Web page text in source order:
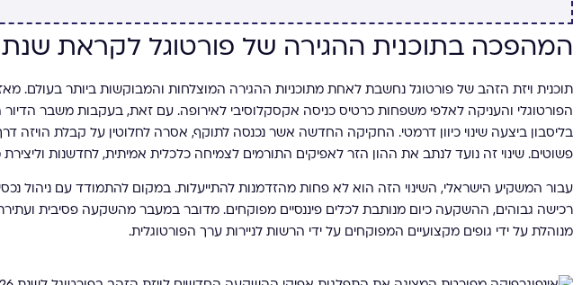
המהפכה בתוכנית ההגירה של פורטוגל לקראת שנת 2026
תוכנית ויזת הזהב של פורטוגל נחשבת לאחת מתוכניות ההגירה המוצלחות והמבוקשות ביותר בעולם.
הפורטוגלי והעניקה לאלפי משפחות כרטיס כניסה אקסקלוסיבי לאירופה. עם זאת, בעקבות משבר
בליסבון ביצעה שינוי כיוון דרמטי. החקיקה החדשה אשר נכנסה לתוקף, אסרה לחלוטין על קבלת הויזה
פשוטים. שינוי זה נועד לנתב את ההון הזר לאפיקים התורמים לצמיחה כלכלית אמיתית, לחדשנות
עבור המשקיע הישראלי, השינוי הזה הוא לא פחות מהזדמנות להתייעלות. במקום להתמודד עם ניהול
רכישה גבוהים, ההשקעה כיום מנותבת לכלים פיננסיים מפוקחים. מדובר במעבר מהשקעה פסיבית
מנוהלת על ידי גופים מקצועיים המפוקחים על ידי הרשות לניירות ערך הפורטוגלית.